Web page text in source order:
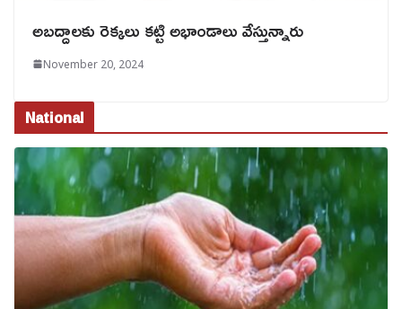
అబ‌ద్దాల‌కు రెక్క‌లు క‌ట్టి అభాండాలు వేస్తున్నారు
November 20, 2024
National